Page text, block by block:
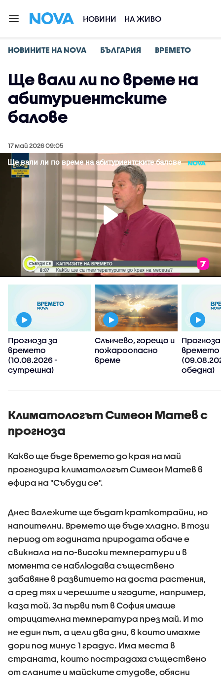
НОВИНИ НА ЖИВО
НОВИНИТЕ НА NOVA БЪЛГАРИЯ ВРЕМЕТО
Ще вали ли по време на
абитуриентските
балове
17 май 2026 09:05
Прогноза за
времето
(10.08.2026 -
сутрешна)
Слънчево, горещо и
пожароопасно
време
времето
обедна)
Климатологът Симеон Матев с
прогноза
Какво ще бъде времето до края на май
прогнозира климатологът Симеон Матев в
ефира на "Събуди се".
Днес валежите ще бъдат краткотрайни, но
напоителни. Времето ще бъде хладно. В този
период от годината природата обаче е
свикнала на по-високи температури и в
момента се наблюдава съществено
забавяне в развитието на доста растения,
а сред тях и черешите и ягодите, например,
каза той. За първи път в София имаше
отрицателна температура през май. И то
не един път, а цели два дни, в които имахме
дори под минус 1 градус. Има места в
страната, които пострадаха съществено
от сланите и майските студове, обясни